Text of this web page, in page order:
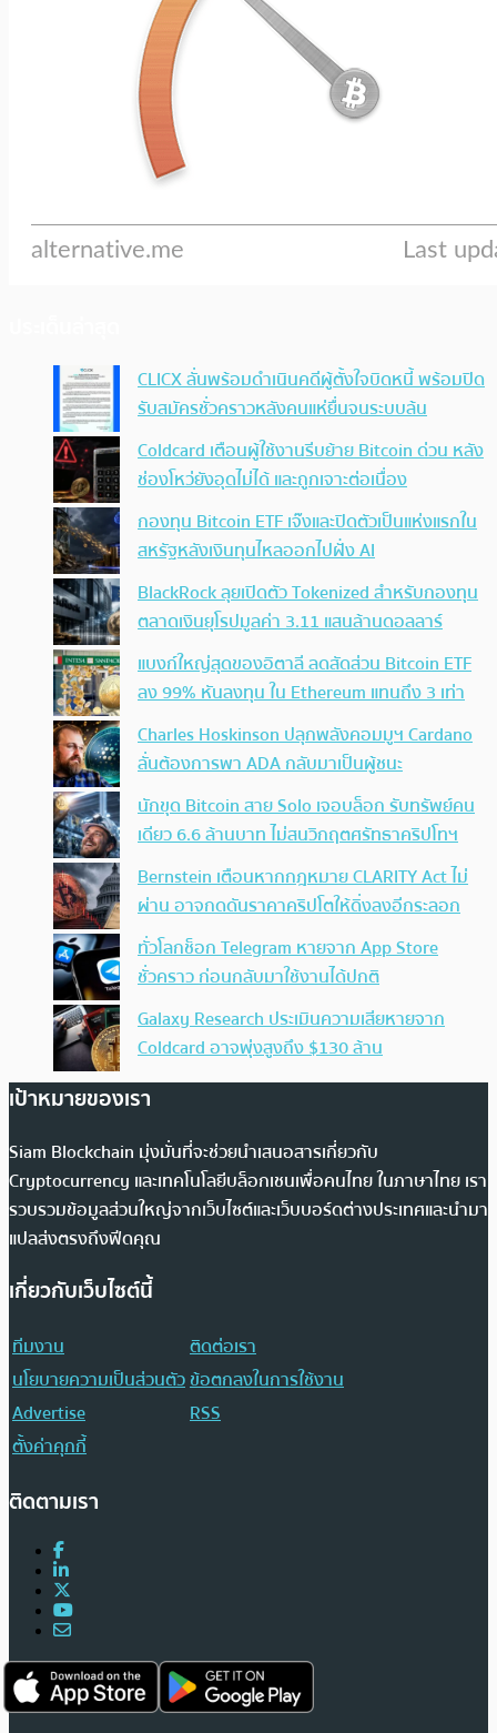
CLICX ลั่นพร้อมดำเนินคดีผู้ตั้งใจบิดหนี้ พร้อมปิด
รับสมัครชั่วคราวหลังคนแห่ยื่นจนระบบล้น
Coldcard เตือนผู้ใช้งานรีบย้าย Bitcoin ด่วน หลัง
ช่องโหว่ยังอุดไม่ได้ และถูกเจาะต่อเนื่อง
กองทุน Bitcoin ETF เจ๊งและปิดตัวเป็นแห่งแรกใน
สหรัฐหลังเงินทุนไหลออกไปฝั่ง AI
BlackRock ลุยเปิดตัว Tokenized สำหรับกองทุน
ตลาดเงินยุโรปมูลค่า 3.11 แสนล้านดอลลาร์
แบงก์ใหญ่สุดของอิตาลี ลดสัดส่วน Bitcoin ETF
ลง 99% หันลงทุน ใน Ethereum แทนถึง 3 เท่า
Charles Hoskinson ปลุกพลังคอมมูฯ Cardano
ลั่นต้องการพา ADA กลับมาเป็นผู้ชนะ
นักขุด Bitcoin สาย Solo เจอบล็อก รับทรัพย์คน
เดียว 6.6 ล้านบาท ไม่สนวิกฤตศรัทธาคริปโทฯ
Bernstein เตือนหากกฎหมาย CLARITY Act ไม่
ผ่าน อาจกดดันราคาคริปโตให้ดิ่งลงอีกระลอก
ทั่วโลกช็อก Telegram หายจาก App Store
ชั่วคราว ก่อนกลับมาใช้งานได้ปกติ
Galaxy Research ประเมินความเสียหายจาก
Coldcard อาจพุ่งสูงถึง $130 ล้าน
เป้าหมายของเรา
Siam Blockchain มุ่งมั่นที่จะช่วยนำเสนอสารเกี่ยวกับ
Cryptocurrency และเทคโนโลยีบล็อกเชนเพื่อคนไทย ในภาษาไทย เรา
รวบรวมข้อมูลส่วนใหญ่จากเว็บไซต์และเว็บบอร์ดต่างประเทศและนำมา
แปลส่งตรงถึงฟีดคุณ
เกี่ยวกับเว็บไซต์นี้
ทีมงาน
ติดต่อเรา
นโยบายความเป็นส่วนตัวข้อตกลงในการใช้งาน
Advertise
RSS
ตั้งค่าคุกกี้
ติดตามเรา